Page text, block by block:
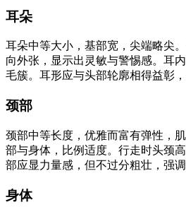
耳朵
耳朵中等大小，基部宽，尖端略尖
向外张，显示出灵敏与警惕感。耳
毛簇。耳形应与头部轮廓相得益彰
颈部
颈部中等长度，优雅而富有弹性，
部与身体，比例适度。行走时头颈
部应显力量感，但不过分粗壮，强调
身体